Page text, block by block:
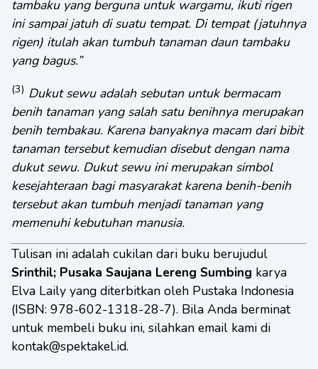
tambaku yang berguna untuk wargamu, ikuti rigen
ini sampai jatuh di suatu tempat. Di tempat (jatuhnya
rigen) itulah akan tumbuh tanaman daun tambaku
yang bagus.”
(3) Dukut sewu adalah sebutan untuk bermacam
benih tanaman yang salah satu benihnya merupakan
benih tembakau. Karena banyaknya macam dari bibit
tanaman tersebut kemudian disebut dengan nama
dukut sewu. Dukut sewu ini merupakan simbol
kesejahteraan bagi masyarakat karena benih-benih
tersebut akan tumbuh menjadi tanaman yang
memenuhi kebutuhan manusia.
Tulisan ini adalah cukilan dari buku berujudul
Srinthil; Pusaka Saujana Lereng Sumbing karya
Elva Laily yang diterbitkan oleh Pustaka Indonesia
(ISBN: 978-602-1318-28-7). Bila Anda berminat
untuk membeli buku ini, silahkan email kami di
kontak@spektakel.id.